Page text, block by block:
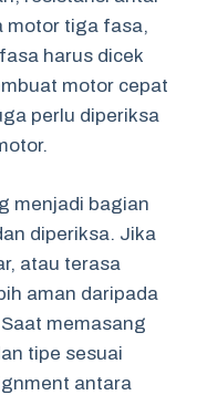
motor tiga fasa,
harus dicek
motor cepat
perlu diperiksa
menjadi bagian
diperiksa. Jika
atau terasa
aman daripada
memasang
tipe sesuai
antara